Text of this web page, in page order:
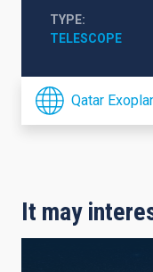
TYPE
TELESCOPE
Qatar
It may